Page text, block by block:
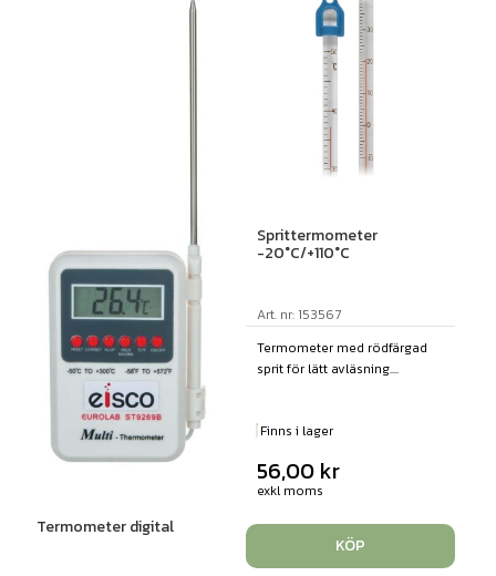
Termometer digital
Sprittermometer
-20°C/+110°C
Art. nr: 153567
Termometer med rödfärgad
sprit för lätt avläsning....
Finns i lager
56,00 kr
exkl moms
KÖP